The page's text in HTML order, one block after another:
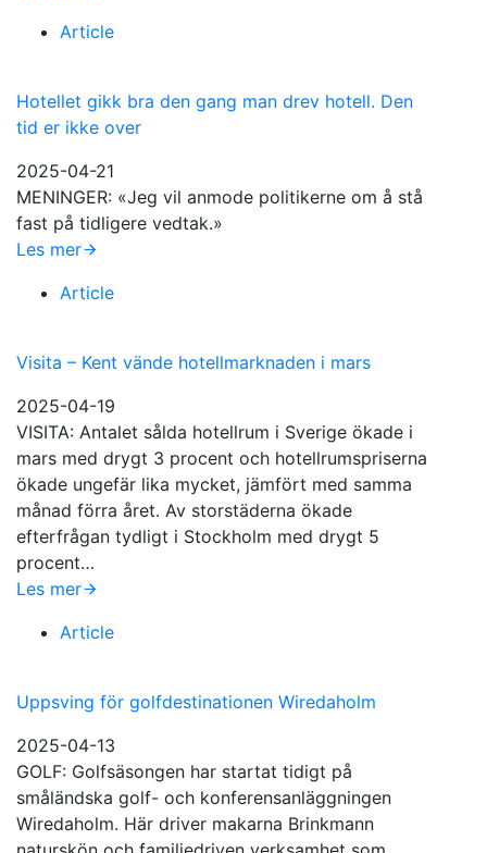
Article
Hotellet gikk bra den gang man drev hotell. Den
tid er ikke over
2025-04-21
MENINGER: «Jeg vil anmode politikerne om å stå
fast på tidligere vedtak.»
Les mer
Article
Visita – Kent vände hotellmarknaden i mars
2025-04-19
VISITA: Antalet sålda hotellrum i Sverige ökade i
mars med drygt 3 procent och hotellrumspriserna
ökade ungefär lika mycket, jämfört med samma
månad förra året. Av storstäderna ökade
efterfrågan tydligt i Stockholm med drygt 5
procent…
Les mer
Article
Uppsving för golfdestinationen Wiredaholm
2025-04-13
GOLF: Golfsäsongen har startat tidigt på
småländska golf- och konferensanläggningen
Wiredaholm. Här driver makarna Brinkmann